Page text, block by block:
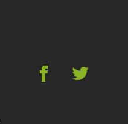
g *